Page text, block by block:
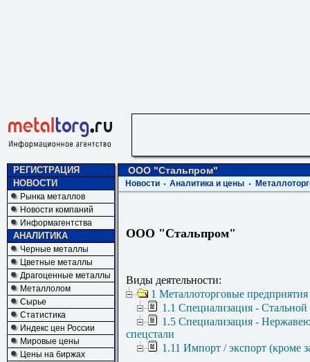
РЕГИСТРАЦИЯ
НОВОСТИ
Рынка металлов
Новости компаний
Информагентства
АНАЛИТИКА
Черные металлы
Цветные металлы
Драгоценные металлы
Металлолом
Сырье
Статистика
Индекс цен России
Мировые цены
Цены на биржах
ООО "Стальпром"
Новости Аналитика и цены
ООО "Стальпром"
Виды деятельности:
1 Металлоторговые
1.1 Специализация - Стальной
1.5 Специализация -
спецстали
1.11 Импорт / экспорт (кроме